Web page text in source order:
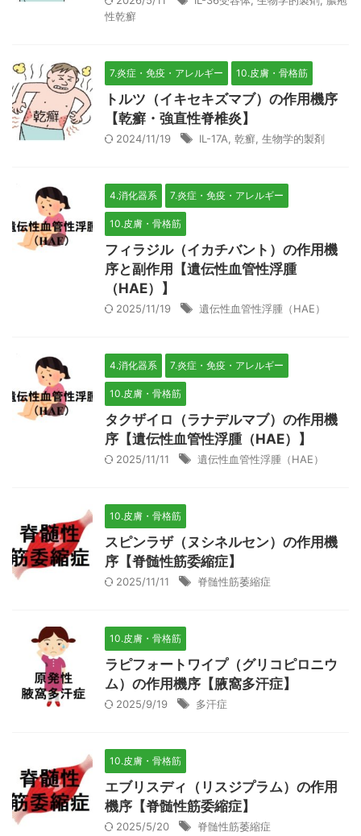
性乾癬
7.炎症・免疫・アレルギー 10.皮膚・骨格筋
トルツ（イキセキズマブ）の作用機序
【乾癬・強直性脊椎炎】
2024/11/19 IL-17A 乾癬 生物学的製剤
4.消化器系 7.炎症・免疫・アレルギー
10.皮膚・骨格筋
フィラジル（イカチバント）の作用機
序と副作用【遺伝性血管性浮腫
（HAE）】
2025/11/19 遺伝性血管性浮腫（HAE）
4.消化器系 7.炎症・免疫・アレルギー
10.皮膚・骨格筋
タクザイロ（ラナデルマブ）の作用機
序【遺伝性血管性浮腫（HAE）】
2025/11/11 遺伝性血管性浮腫（HAE）
10.皮膚・骨格筋
スピンラザ（ヌシネルセン）の作用機
序【脊髄性筋委縮症】
2025/11/11 脊髄性筋萎縮症
10.皮膚・骨格筋
ラピフォートワイプ（グリコピロニウ
ム）の作用機序【腋窩多汗症】
2025/9/19 多汗症
10.皮膚・骨格筋
エブリスディ（リスジプラム）の作用
機序【脊髄性筋委縮症】
2025/5/20 脊髄性筋萎縮症